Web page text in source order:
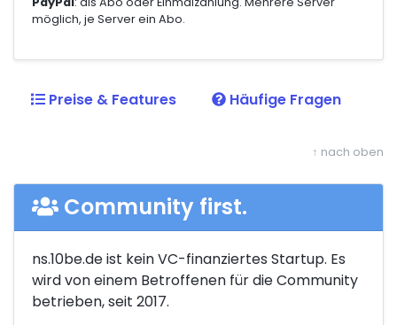
möglich, je Server ein Abo.
Preise & Features Häufige Fragen
↑ nach oben
Community first.
ns.10be.de ist kein VC-finanziertes Startup. Es
wird von einem Betroffenen für die Community
betrieben, seit 2017.